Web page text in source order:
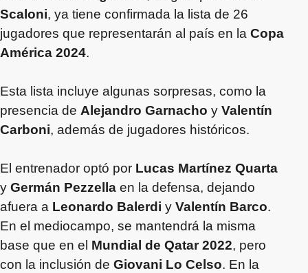
Scaloni, ya tiene confirmada la lista de 26
jugadores que representarán al país en la Copa
América 2024.
Esta lista incluye algunas sorpresas, como la
presencia de Alejandro Garnacho y Valentín
Carboni, además de jugadores históricos.
El entrenador optó por Lucas Martínez Quarta
y Germán Pezzella en la defensa, dejando
afuera a Leonardo Balerdi y Valentín Barco.
En el mediocampo, se mantendrá la misma
base que en el Mundial de Qatar 2022, pero
con la inclusión de Giovani Lo Celso. En la